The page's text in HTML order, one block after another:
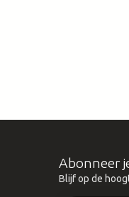
Abonneer
Blijf op de